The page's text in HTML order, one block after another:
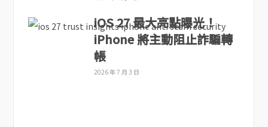
iOS 27 最大亮點曝光！
iPhone 將主動阻止詐騙轉
帳
2026 年 7 月 3 日